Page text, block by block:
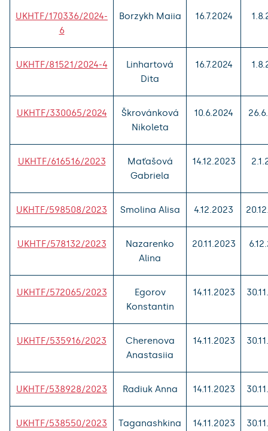
UKHTF/170336/2024-
6
Borzykh Maiia 16.7.2024
UKHTF/81521/2024-4
Linhartová
Dita
16.7.2024
UKHTF/330065/2024
Škrovánková
Nikoleta
10.6.2024
UKHTF/616516/2023
Maťašová
Gabriela
14.12.2023
UKHTF/598508/2023 Smolina Alisa 4.12.2023
UKHTF/578132/2023
Nazarenko
Alina
20.11.2023
UKHTF/572065/2023
Egorov
Konstantin
14.11.2023
UKHTF/535916/2023
Cherenova
Anastasiia
14.11.2023
UKHTF/538928/2023 Radiuk Anna 14.11.2023
UKHTF/538550/2023
Taganashkina
14.11.2023